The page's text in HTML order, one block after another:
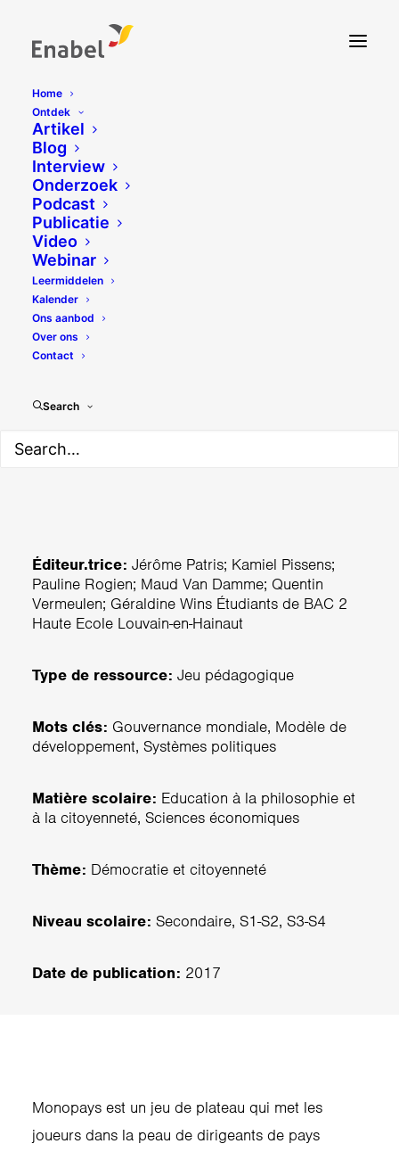
Home
Ontdek
Artikel
Blog
Interview
Onderzoek
Podcast
Publicatie
Video
Webinar
Leermiddelen
Kalender
Ons aanbod
Over ons
Contact
Search
Mono Pays - Testez votre
capacité à diriger un pays
Éditeur.trice: Jérôme Patris; Kamiel Pissens;
Pauline Rogien; Maud Van Damme; Quentin
Vermeulen; Géraldine Wins Étudiants de BAC 2
Haute Ecole Louvain-en-Hainaut
Type de ressource: Jeu pédagogique
Mots clés: Gouvernance mondiale, Modèle de
développement, Systèmes politiques
Matière scolaire: Education à la philosophie et
à la citoyenneté, Sciences économiques
Thème: Démocratie et citoyenneté
Niveau scolaire: Secondaire, S1-S2, S3-S4
Date de publication: 2017
Monopays est un jeu de plateau qui met les
joueurs dans la peau de dirigeants de pays